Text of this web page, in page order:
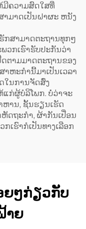
ມີຄວາມສົດໃສທີ່
າມາດເປັນຝາຜະ ຫນັງ
ກສາມາດຕະຖານທຸກໆ
ວກເຮົາຮັບປະກັນວ່າ
ຕາມມາດຕະຖານຂອງ
ຫະກຳນີ້ມາເປັນເວລາ
ໃນການຈັດສົ່ງ
ກ່ຜູ້ບໍລິໂພກ. ບໍ່ວ່າຈະ
ຫານ, ຊັ້ນຮຽນເຮັດ
ດຖະກຳ, ຜ້າກັນເປື່ອນ
ເຮົາກໍເປັນທາງເລືອກ
ຍໆກ່ຽວກັບ
າຍ